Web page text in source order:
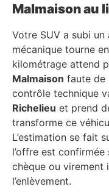
Malmaison au
Votre SUV a subi
mécanique tourne
kilométrage attend
Malmaison faute de
contrôle technique
Richelieu et prend
transforme ce
L’estimation se fait
l’offre est
chèque ou virement
l’enlèvement.